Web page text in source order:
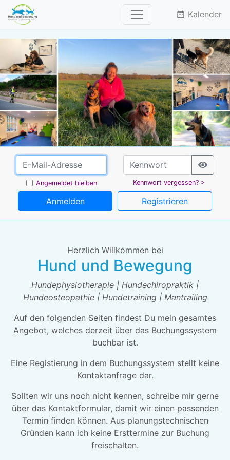
date_range Kalender
Angemeldet bleiben Kennwort vergessen? >
Anmelden Registrieren
Herzlich Willkommen bei
Hund und Bewegung
Hundephysiotherapie | Hundechiropraktik |
Hundeosteopathie | Hundetraining | Mantrailing
Auf den folgenden Seiten findest Du mein gesamtes
Angebot, welches derzeit über das Buchungssystem
buchbar ist.
Eine Registierung in dem Buchungssystem stellt keine
Kontaktanfrage dar.
Sollten wir uns noch nicht kennen, schreibe mir gerne
über das Kontaktformular, damit wir einen passenden
Termin finden können. Aus planungstechnischen
Gründen kann ich keine Ersttermine zur Buchung
freischalten.